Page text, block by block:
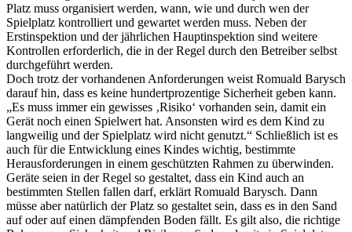
Platz muss organisiert werden, wann, wie und durch wen der
Spielplatz kontrolliert und gewartet werden muss. Neben der
Erstinspektion und der jährlichen Hauptinspektion sind weitere
Kontrollen erforderlich, die in der Regel durch den Betreiber selbst
durchgeführt werden.
Doch trotz der vorhandenen Anforderungen weist Romuald Barysch
darauf hin, dass es keine hundertprozentige Sicherheit geben kann.
„Es muss immer ein gewisses ‚Risiko‘ vorhanden sein, damit ein
Gerät noch einen Spielwert hat. Ansonsten wird es dem Kind zu
langweilig und der Spielplatz wird nicht genutzt.“ Schließlich ist es
auch für die Entwicklung eines Kindes wichtig, bestimmte
Herausforderungen in einem geschützten Rahmen zu überwinden.
Geräte seien in der Regel so gestaltet, dass ein Kind auch an
bestimmten Stellen fallen darf, erklärt Romuald Barysch. Dann
müsse aber natürlich der Platz so gestaltet sein, dass es in den Sand
auf oder auf einen dämpfenden Boden fällt. Es gilt also, die richtige